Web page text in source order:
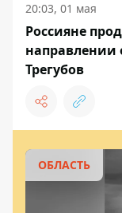
20:03, 01 мая
Россияне
направлении
Трегубов
ОБЛАСТЬ